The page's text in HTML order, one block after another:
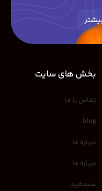
بخش های سایت
تماس با ما
blog
درباره ما
درباره ما
سبدخرید